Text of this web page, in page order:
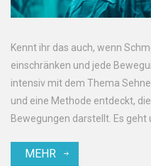
Kennt ihr das auch, wenn
einschränken und jede
intensiv mit dem Thema
und eine Methode entdeckt,
Bewegungen darstellt. Es
werden können. In meinem
MEHR